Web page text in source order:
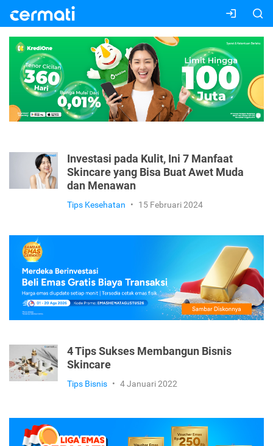
Investasi pada Kulit, Ini 7 Manfaat
Skincare yang Bisa Buat Awet Muda
dan Menawan
Tips Kesehatan • 15 Februari 2024
4 Tips Sukses Membangun Bisnis
Skincare
Tips Bisnis • 4 Januari 2022